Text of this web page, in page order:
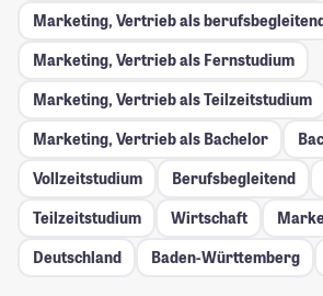
Marketing, Vertrieb als
Marketing, Vertrieb als Fernstudium
Marketing, Vertrieb als Teilzeitstudium
Marketing, Vertrieb als Bachelor
Vollzeitstudium
Berufsbegleitend
Teilzeitstudium
Wirtschaft
Deutschland
Baden-Württemberg